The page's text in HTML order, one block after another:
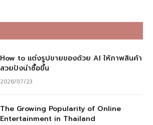
How to แต่งรูปขายของด้วย AI ให้ภาพสินค้า
สวยปังน่าซื้อขึ้น
2026/07/23
The Growing Popularity of Online
Entertainment in Thailand